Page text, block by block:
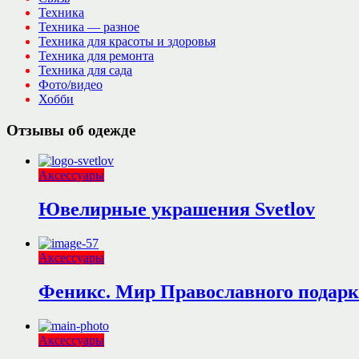
Техника
Техника — разное
Техника для красоты и здоровья
Техника для ремонта
Техника для сада
Фото/видео
Хобби
Отзывы об одежде
Аксессуары
Ювелирные украшения Svetlov
Аксессуары
Феникс. Мир Православного
Аксессуары